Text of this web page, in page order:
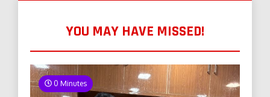
YOU MAY HAVE MISSED!
0 Minutes